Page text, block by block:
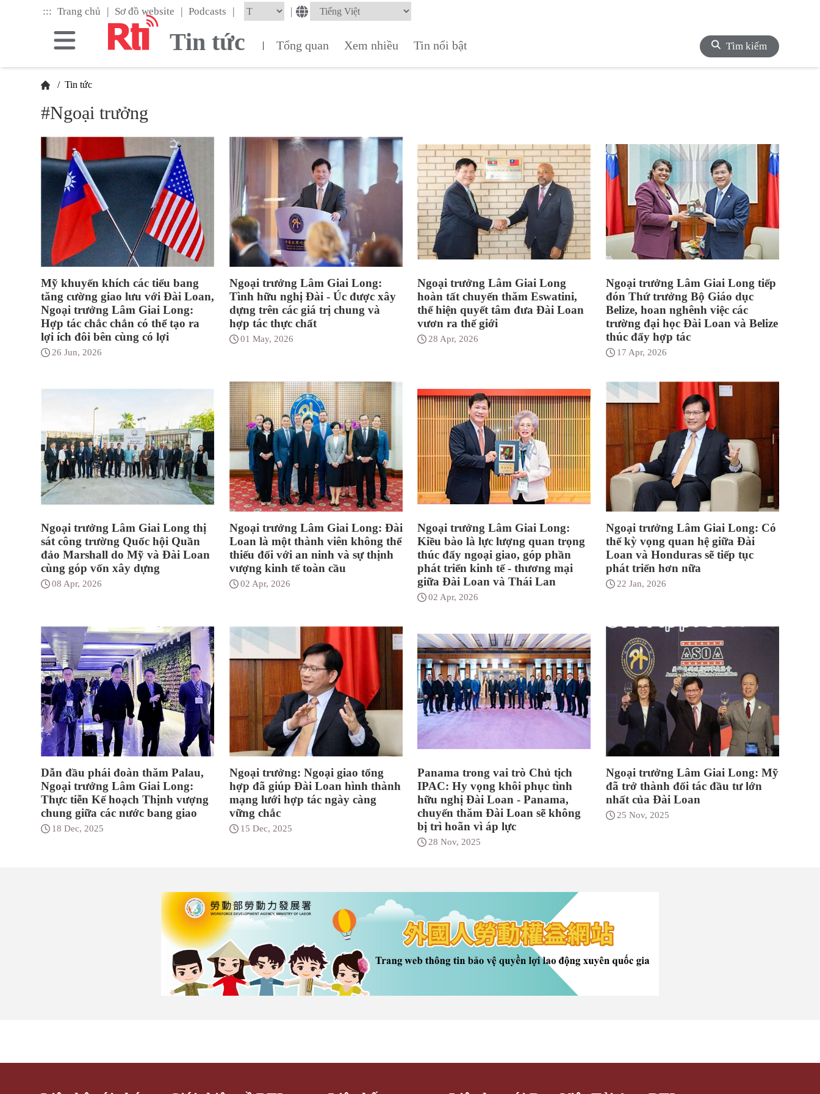
::: Trang chủ | Sơ đồ website | Podcasts | |
Tin tức | Tổng quan Xem nhiều Tin nổi bật Tìm kiếm
/ Tin tức
#Ngoại trưởng
Mỹ khuyến khích các tiểu bang
tăng cường giao lưu với Đài Loan,
Ngoại trưởng Lâm Giai Long:
Hợp tác chắc chắn có thể tạo ra
lợi ích đôi bên cùng có lợi
26 Jun, 2026
Ngoại trưởng Lâm Giai Long:
Tình hữu nghị Đài - Úc được xây
dựng trên các giá trị chung và
hợp tác thực chất
01 May, 2026
Ngoại trưởng Lâm Giai Long
hoàn tất chuyến thăm Eswatini,
thể hiện quyết tâm đưa Đài Loan
vươn ra thế giới
28 Apr, 2026
Ngoại trưởng Lâm Giai Long tiếp
đón Thứ trưởng Bộ Giáo dục
Belize, hoan nghênh việc các
trường đại học Đài Loan và Belize
thúc đẩy hợp tác
17 Apr, 2026
Ngoại trưởng Lâm Giai Long thị
sát công trường Quốc hội Quần
đảo Marshall do Mỹ và Đài Loan
cùng góp vốn xây dựng
08 Apr, 2026
Ngoại trưởng Lâm Giai Long: Đài
Loan là một thành viên không thể
thiếu đối với an ninh và sự thịnh
vượng kinh tế toàn cầu
02 Apr, 2026
Ngoại trưởng Lâm Giai Long:
Kiều bào là lực lượng quan trọng
thúc đẩy ngoại giao, góp phần
phát triển kinh tế - thương mại
giữa Đài Loan và Thái Lan
02 Apr, 2026
Ngoại trưởng Lâm Giai Long: Có
thể kỳ vọng quan hệ giữa Đài
Loan và Honduras sẽ tiếp tục
phát triển hơn nữa
22 Jan, 2026
Dẫn đầu phái đoàn thăm Palau,
Ngoại trưởng Lâm Giai Long:
Thực tiễn Kế hoạch Thịnh vượng
chung giữa các nước bang giao
18 Dec, 2025
Ngoại trưởng: Ngoại giao tổng
hợp đã giúp Đài Loan hình thành
mạng lưới hợp tác ngày càng
vững chắc
15 Dec, 2025
Panama trong vai trò Chủ tịch
IPAC: Hy vọng khôi phục tình
hữu nghị Đài Loan - Panama,
chuyến thăm Đài Loan sẽ không
bị trì hoãn vì áp lực
28 Nov, 2025
Ngoại trưởng Lâm Giai Long: Mỹ
đã trở thành đối tác đầu tư lớn
nhất của Đài Loan
25 Nov, 2025